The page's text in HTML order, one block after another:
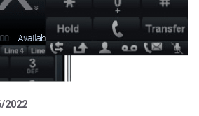
2022